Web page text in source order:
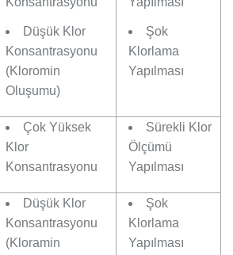
Düşük Klor
Konsantrasyonu
(Kloromin
Oluşumu)
Şok
Klorlama
Yapılması
Çok Yüksek
Klor
Konsantrasyonu
Sürekli Klor
Ölçümü
Yapılması
Düşük Klor
Konsantrasyonu
(Kloramin
Şok
Klorlama
Yapılması